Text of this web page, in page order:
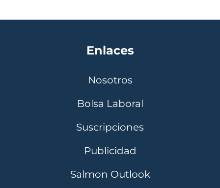
Enlaces
Nosotros
Bolsa Laboral
Suscripciones
Publicidad
Salmon Outlook